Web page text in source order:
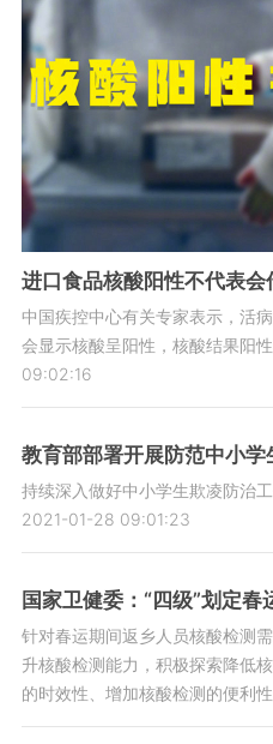
进口食品核酸阳性不代表会
中国疾控中心有关专家表示，活
会显示核酸呈阳性，核酸结果阳性
09:02:16
教育部部署开展防范中小
持续深入做好中小学生欺凌防治
2021-01-28 09:01:23
国家卫健委：“四级”划定春
针对春运期间返乡人员核酸检测
升核酸检测能力，积极探索降低
的时效性、增加核酸检测的便利性